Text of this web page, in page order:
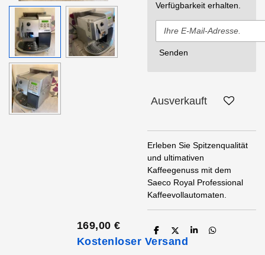
169,00 €
Kostenloser Versand
Verfügbarkeit erhalten.
Senden
Ausverkauft
Erleben Sie Spitzenqualität
und ultimativen
Kaffeegenuss mit dem
Saeco Royal Professional
Kaffeevollautomaten.
T
e
T
e
T
T